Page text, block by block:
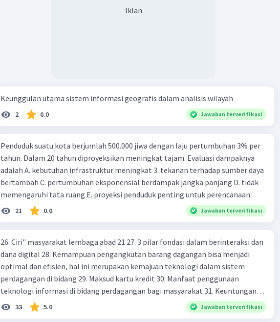
Iklan
Keunggulan utama sistem informasi geografis dalam analisis wilayah
2 0.0 Jawaban terverifikasi
Penduduk suatu kota berjumlah 500.000 jiwa dengan laju pertumbuhan 3% per
tahun. Dalam 20 tahun diproyeksikan meningkat tajam. Evaluasi dampaknya
adalah A. kebutuhan infrastruktur meningkat 3. tekanan terhadap sumber daya
bertambah C. pertumbuhan eksponensial berdampak jangka panjang D. tidak
memengaruhi tata ruang E. proyeksi penduduk penting untuk perencanaan
21 0.0 Jawaban terverifikasi
26. Ciri" masyarakat lembaga abad 21 27. 3 pilar fondasi dalam berinteraksi dan
dana digital 28. Kemampuan pengangkutan barang dagangan bisa menjadi
optimal dan efisien, hal ini merupakan kemajuan teknologi dalam sistem
perdagangan di bidang 29. Maksud kartu kredit 30. Manfaat penggunaan
teknologi informasi di bidang perdagangan bagi masyarakat 31. Keuntungan
menggunakan ATM dan kartu debit dalam pembayaran 32. Prinsip" sistem
pembayaran yang di terapkan oleh bank indonesia dan mencegah terjadinya
33 5.0 Jawaban terverifikasi